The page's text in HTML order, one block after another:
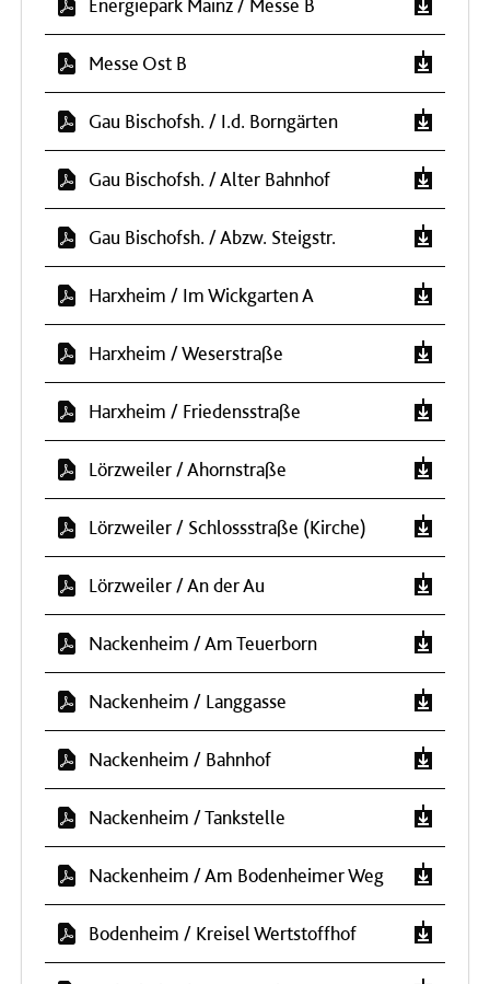
Energiepark Mainz / Messe B
Messe Ost B
Gau Bischofsh. / I.d. Borngärten
Gau Bischofsh. / Alter Bahnhof
Gau Bischofsh. / Abzw. Steigstr.
Harxheim / Im Wickgarten A
Harxheim / Weserstraße
Harxheim / Friedensstraße
Lörzweiler / Ahornstraße
Lörzweiler / Schlossstraße (Kirche)
Lörzweiler / An der Au
Nackenheim / Am Teuerborn
Nackenheim / Langgasse
Nackenheim / Bahnhof
Nackenheim / Tankstelle
Nackenheim / Am Bodenheimer Weg
Bodenheim / Kreisel Wertstoffhof